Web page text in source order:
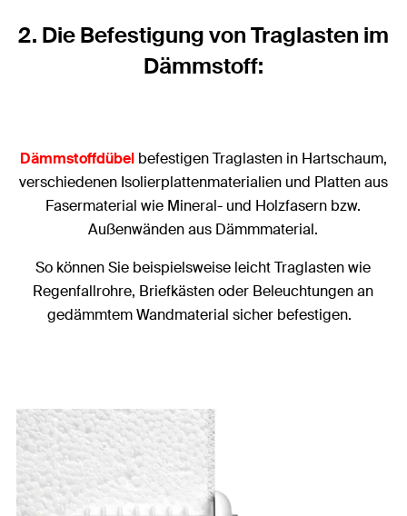
2. Die Befestigung von Traglasten im
Dämmstoff:
Dämmstoffdübelbefestigen Traglasten in Hartschaum,
verschiedenen Isolierplattenmaterialien und Platten aus
Fasermaterial wie Mineral- und Holzfasern bzw.
Außenwänden aus Dämmmaterial.
So können Sie beispielsweise leicht Traglasten wie
Regenfallrohre, Briefkästen oder Beleuchtungen an
gedämmtem Wandmaterial sicher befestigen.